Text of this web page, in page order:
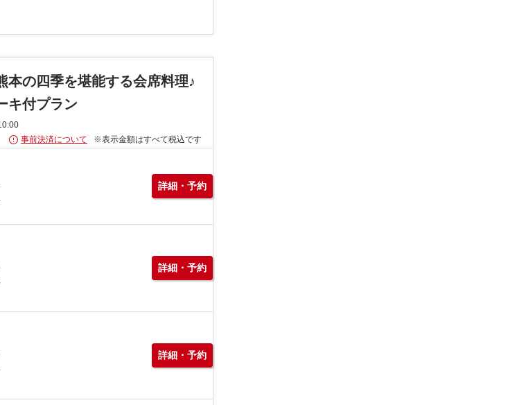
本の四季を堪能する会席料理♪
キ付プラン
事前決済について ※表示金額はすべて税込です
詳細・予約
詳細・予約
詳細・予約